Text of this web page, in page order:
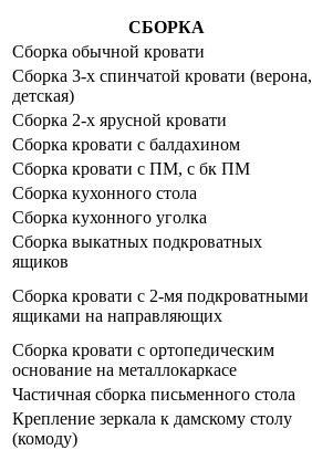
СБОРКА
Сборка обычной кровати
Сборка 3-х спинчатой кровати (верона,
детская)
Сборка 2-х ярусной кровати
Сборка кровати с балдахином
Сборка кровати с ПМ, с бк ПМ
Сборка кухонного стола
Сборка кухонного уголка
Сборка выкатных подкроватных
ящиков
Сборка кровати с 2-мя подкроватными
ящиками на направляющих
Сборка кровати с ортопедическим
основание на металлокаркасе
Частичная сборка письменного стола
Крепление зеркала к дамскому столу
(комоду)